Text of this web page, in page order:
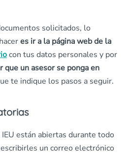
solicitados, lo
es ir a la página web de la
con tus datos personales y por
que un asesor se ponga en
te indique los pasos a seguir.
están abiertas durante todo
un correo electrónico